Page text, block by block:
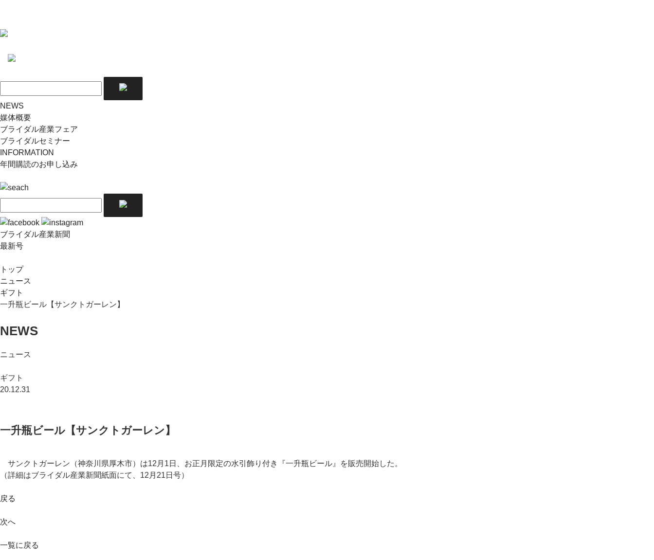
NEWS
媒体概要
ブライダル産業フェア
ブライダルセミナー
INFORMATION
年間購読のお申し込み
ブライダル産業新聞
最新号
トップ
ニュース
ギフト
一升瓶ビール【サンクトガーレン】
NEWS
ニュース
ギフト
20.12.31
一升瓶ビール【サンクトガーレン】
サンクトガーレン（神奈川県厚木市）は12月1日、お正月限定の水引飾り付き『一升瓶ビール』を販売開始した。
（詳細はブライダル産業新聞紙面にて、12月21日号）
戻る
次へ
一覧に戻る